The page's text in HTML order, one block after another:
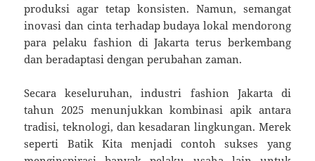
produksi agar tetap konsisten. Namun, semangat
inovasi dan cinta terhadap budaya lokal mendorong
para pelaku fashion di Jakarta terus berkembang
dan beradaptasi dengan perubahan zaman.
Secara keseluruhan, industri fashion Jakarta di
tahun 2025 menunjukkan kombinasi apik antara
tradisi, teknologi, dan kesadaran lingkungan. Merek
seperti Batik Kita menjadi contoh sukses yang